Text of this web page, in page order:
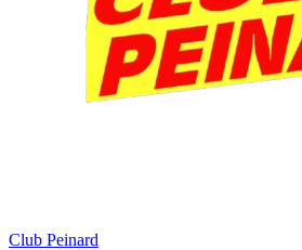
Club Peinard